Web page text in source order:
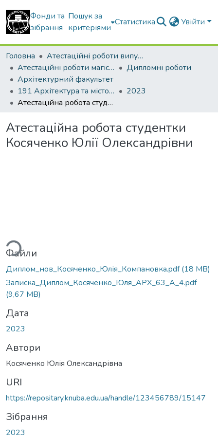
Фонди та
зібрання
Пошук за
критеріями
Статистика Увійти
Головна
Атестаційні роботи випускників
Атестаційні роботи магістрів
Дипломні роботи
Архітектурний факультет
191 Архітектура та містобудування. Архітектура будівель і споруд
2023
Атестаційна робота студентки Косяченко Юлії Олександрівни
Атестаційна робота студентки
Косяченко Юлії Олександрівни
Файли
Диплом_нов_Косяченко_Юлія_Компановка.pdf(18 MB)
Записка_Диплом_Косяченко_Юля_АРХ_63_А_4.pdf
(9,67 MB)
Дата
2023
Автори
Косяченко Юлія Олександрівна
URI
https://repositary.knuba.edu.ua/handle/123456789/15147
Зібрання
2023